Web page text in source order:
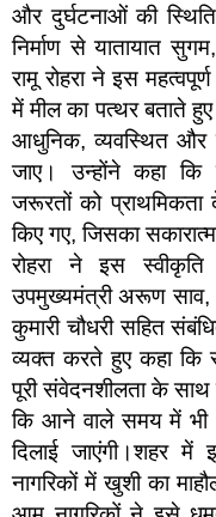
और दुर्घटनाओं की
निर्माण से यातायात
रामू रोहरा ने इस
में मील का पत्थर बताते
आधुनिक, व्यवस्थित और
जाए। उन्होंने कहा कि
जरूरतों को प्राथमिकता
किए गए, जिसका
रोहरा ने इस
उपमुख्यमंत्री अरूण साव, ,
कुमारी चौधरी सहित
व्यक्त करते हुए कहा कि
पूरी संवेदनशीलता के साथ
कि आने वाले समय में भी
दिलाई जाएंगी।शहर
नागरिकों में खुशी का